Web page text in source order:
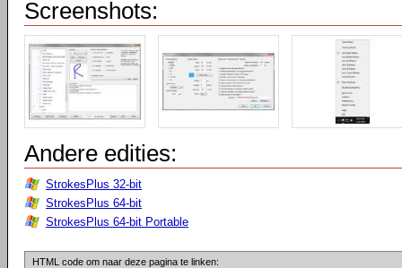
Screenshots:
Andere edities:
StrokesPlus 32-bit
StrokesPlus 64-bit
StrokesPlus 64-bit Portable
HTML code om naar deze pagina te linken: